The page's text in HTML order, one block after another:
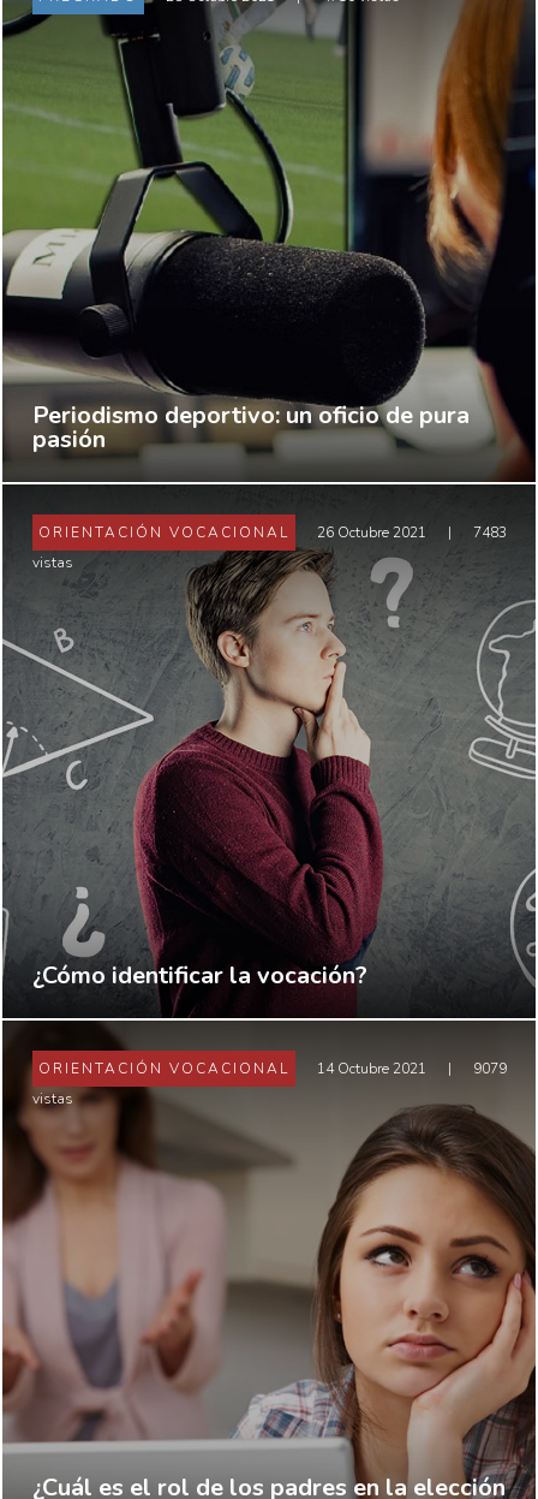
Periodismo deportivo: un oficio de pura
pasión
ORIENTACIÓN VOCACIONAL 26 Octubre 2021 |
7483
vistas
¿Cómo identificar la vocación?
ORIENTACIÓN VOCACIONAL 14 Octubre 2021 |
9079
vistas
¿Cuál es el rol de los padres en la elección